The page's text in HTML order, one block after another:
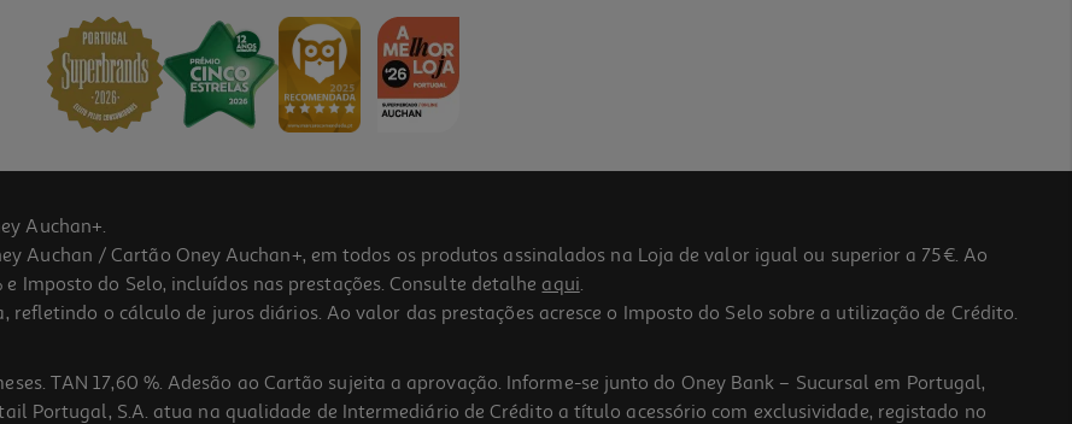
Auchan+.
Auchan / Cartão Oney Auchan+, em todos os produtos assinalados na Loja de valor igual ou superior a 75€. Ao
Imposto do Selo, incluídos nas prestações. Consulte detalhe aqui.
o cálculo de juros diários. Ao valor das prestações acresce o Imposto do Selo sobre a utilização de Crédito.
TAN 17,60 %. Adesão ao Cartão sujeita a aprovação. Informe-se junto do Oney Bank – Sucursal em Portugal,
Portugal, S.A. atua na qualidade de Intermediário de Crédito a título acessório com exclusividade, registado no